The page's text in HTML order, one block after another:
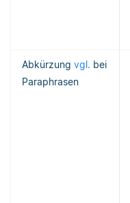
Abkürzung vgl. bei
Paraphrasen